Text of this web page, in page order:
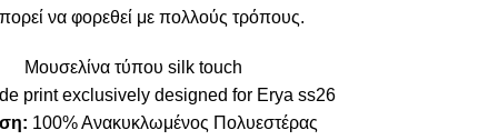
να φορεθεί με πολλούς τρόπους.
Μουσελίνα τύπου silk touch
print exclusively designed for Erya ss26
100% Ανακυκλωμένος Πολυεστέρας